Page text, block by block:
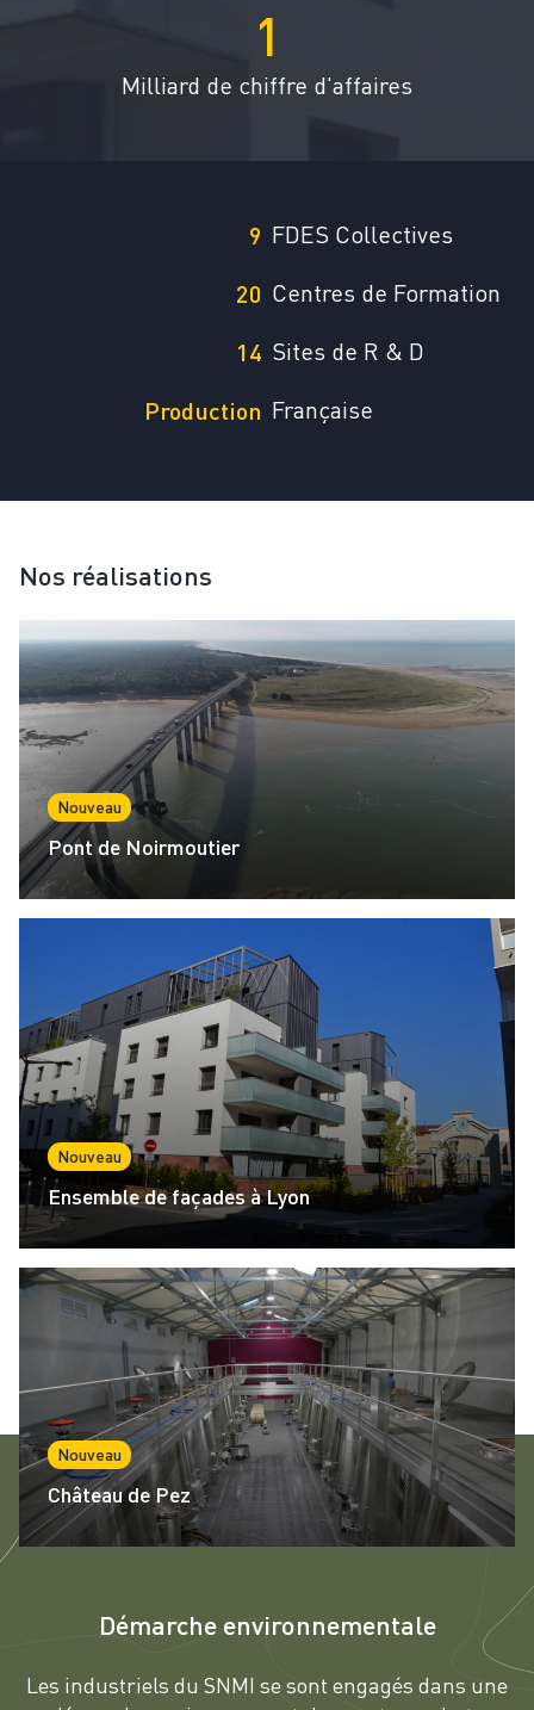
1
Milliard de chiffre d'affaires
9 FDES Collectives
20 Centres de Formation
14 Sites de R & D
Production Française
Nos réalisations
Nouveau
Pont de Noirmoutier
Nouveau
Ensemble de façades à Lyon
Nouveau
Château de Pez
Démarche environnementale
Les industriels du SNMI se sont engagés dans une